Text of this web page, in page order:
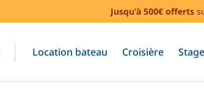
Jusqu'à 500€ offerts
Location bateau Croisière Stage